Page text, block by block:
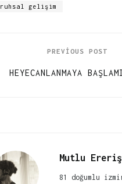
ruhsal gelişim
PREVIOUS POST
HEYECANLANMAYA
Mutlu Ereriş
81 doğumlu